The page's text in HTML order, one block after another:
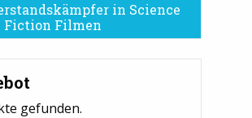
in Science
Fiction Filmen
gefunden.